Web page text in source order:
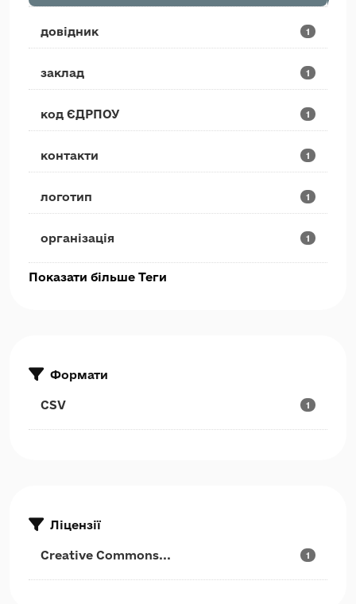
довідник 1
заклад 1
код ЄДРПОУ 1
контакти 1
логотип 1
організація 1
Показати більше Теги
Формати
CSV 1
Ліцензії
Creative Commons... 1